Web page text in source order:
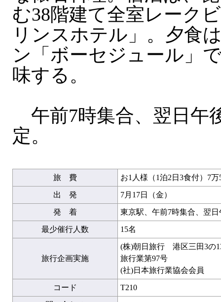
む38階建て全室レーク
リンスホテル」。夕食
ン「ボーセジュール」
味する。
午前7時集合、翌日午
定。
旅 費 お1人様（1泊2日3食付）7万
出 発 7月17日（金）
発 着 東京駅、午前7時集合、翌
最少催行人数 15名
旅行企画実施
(株)朝日旅行 港区三田3の
旅行業第97号
(社)日本旅行業協会会員
コード T210